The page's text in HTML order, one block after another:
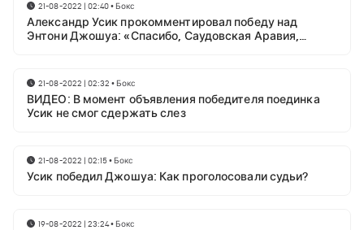
21-08-2022 | 02:40• Бокс
Александр Усик прокомментировал победу над
Энтони Джошуа: «Спасибо, Саудовская Аравия,
21-08-2022 | 02:32 • Бокс
ВИДЕО: В момент объявления победителя поединка
Усик не смог сдержать слез
21-08-2022 | 02:15• Бокс
Усик победил Джошуа: Как проголосовали судьи?
19-08-2022 | 23:24• Бокс